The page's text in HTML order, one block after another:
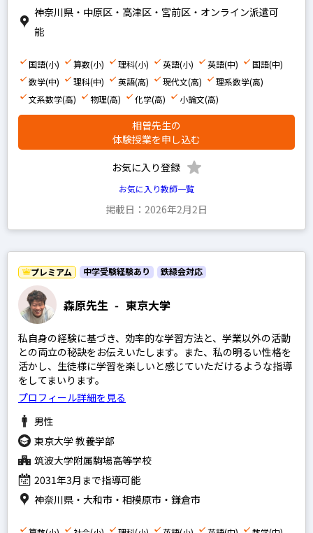
神奈川県・中原区・高津区・宮前区・オンライン派遣可
能
国語(小) 算数(小) 理科(小) 英語(小) 英語(中)
国語(中)
数学(中)
理科(中) 英語(高) 現代文(高)
理系数学(高)
文系数学(高)
物理(高) 化学(高) 小論文(高)
相曽先生の
体験授業を申し込む
お気に入り登録
お気に入り教師一覧
掲載日：2026年2月2日
森原先生 - 東京大学
プレミアム 中学受験経験あり 鉄緑会対応
私自身の経験に基づき、効率的な学習方法と、学業以外の活動
との両立の秘訣をお伝えいたします。また、私の明るい性格を
活かし、生徒様に学習を楽しいと感じていただけるような指導
をしてまいります。
プロフィール詳細を見る
男性
東京大学 教養学部
筑波大学附属駒場高等学校
2031年3月まで指導可能
神奈川県・大和市・相模原市・鎌倉市